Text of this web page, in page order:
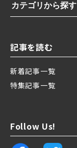
カテゴリから探す
記事を読む
新着記事一覧
特集記事一覧
Follow Us!